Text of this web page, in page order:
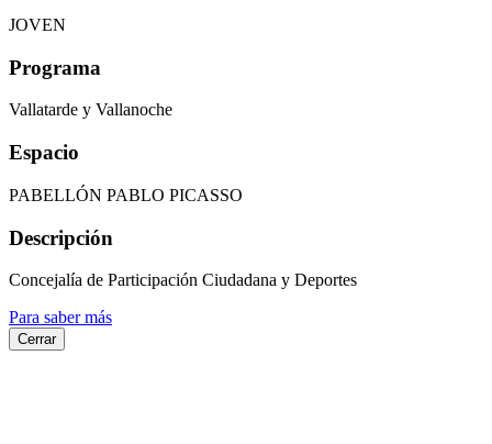
JOVEN
Programa
Vallatarde y Vallanoche
Espacio
PABELLÓN PABLO PICASSO
Descripción
Concejalía de Participación Ciudadana y Deportes
Para saber más
Cerrar